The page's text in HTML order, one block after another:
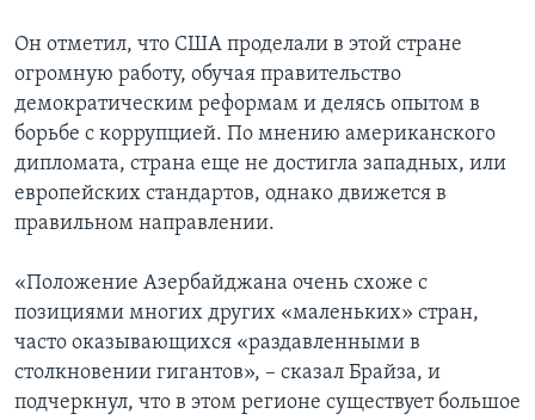
Он отметил, что США проделали в этой стране
огромную работу, обучая правительство
демократическим реформам и делясь опытом в
борьбе с коррупцией. По мнению американского
дипломата, страна еще не достигла западных, или
европейских стандартов, однако движется в
правильном направлении.
«Положение Азербайджана очень схоже с
позициями многих других «маленьких» стран,
часто оказывающихся «раздавленными в
столкновении гигантов», – сказал Брайза, и
подчеркнул, что в этом регионе существует большое